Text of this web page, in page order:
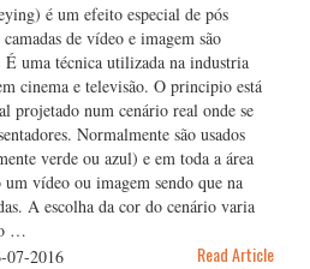
é um efeito especial de pós
de vídeo e imagem são
É uma técnica utilizada na industria
cinema e televisão. O principio está
projetado num cenário real onde se
Normalmente são usados
verde ou azul) e em toda a área
um vídeo ou imagem sendo que na
A escolha da cor do cenário varia
…
07-2016 Read Article